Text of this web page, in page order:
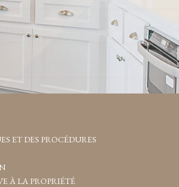
ET DES PROCÉDURES
À LA PROPRIÉTÉ